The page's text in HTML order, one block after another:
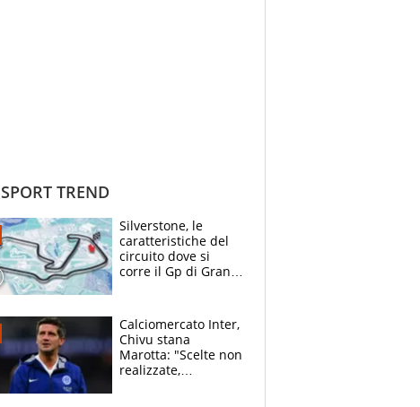
SPORT TREND
Silverstone, le
caratteristiche del
circuito dove si
corre il Gp di Gran
Calciomercato Inter,
Chivu stana
Marotta: "Scelte non
realizzate,